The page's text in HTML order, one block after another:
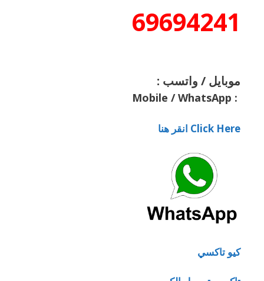
69694241
موبايل / واتسب :
:
Mobile / WhatsApp
Click Here انقر هنا
كيو تاكسي